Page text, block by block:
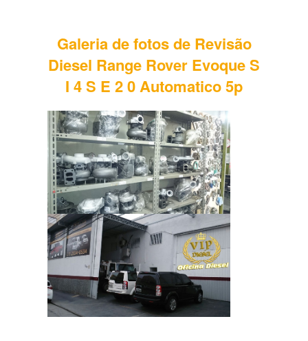
Galeria de fotos de Revisão
Diesel Range Rover Evoque S
I 4 S E 2 0 Automatico 5p